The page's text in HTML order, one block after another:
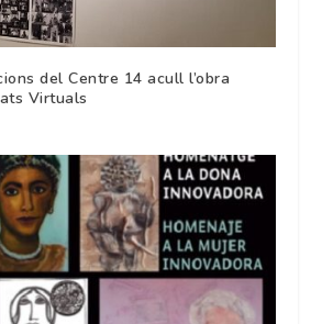
del Centre 14 acull l’obra
Virtuals